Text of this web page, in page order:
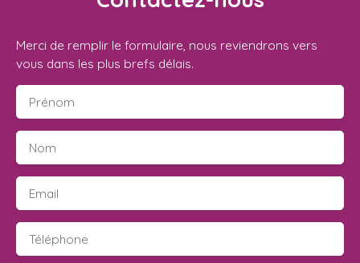
Merci de remplir le formulaire, nous reviendrons vers
vous dans les plus brefs délais.
Prénom
Nom
Email
Téléphone